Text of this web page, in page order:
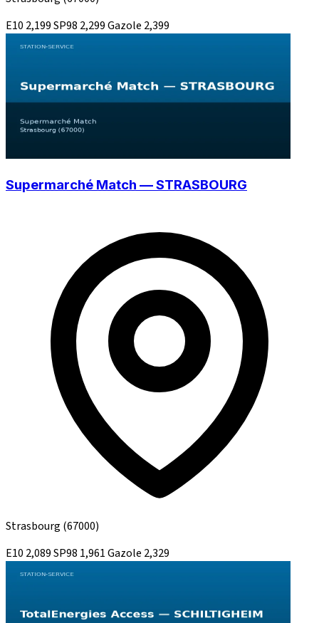
E10 2,199SP98 2,299Gazole 2,399
Supermarché Match — STRASBOURG
Strasbourg (67000)
E10 2,089SP98 1,961Gazole 2,329